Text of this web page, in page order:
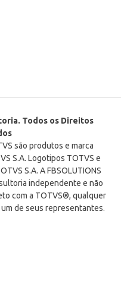
Todos os Direitos
são produtos e marca
S.A. Logotipos TOTVS e
S.A. A FBSOLUTIONS
independente e não
com a TOTVS®, qualquer
de seus representantes.